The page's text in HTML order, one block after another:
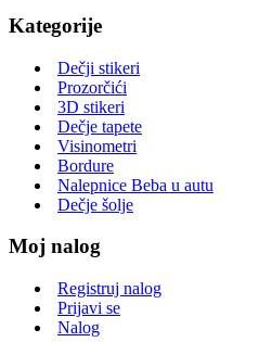
Kategorije
Dečji stikeri
Prozorčići
3D stikeri
Dečje tapete
Visinometri
Bordure
Nalepnice Beba u autu
Dečje šolje
Moj nalog
Registruj nalog
Prijavi se
Nalog